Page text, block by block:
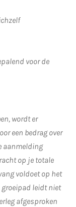
voor de
wordt er
een bedrag over
aanmelding
op je totale
voldoet op het
groeipad leidt niet
afgesproken